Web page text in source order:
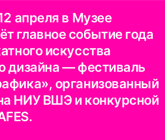
апреля в Музее
главное событие года
искусства
дизайна — фестиваль
организованный
НИУ ВШЭ и конкурсной